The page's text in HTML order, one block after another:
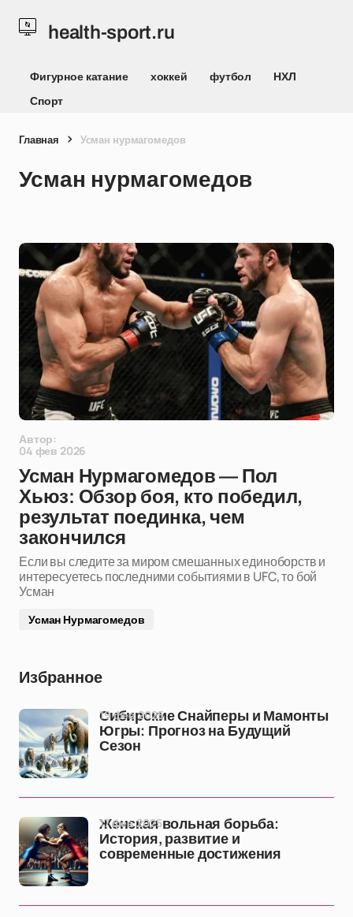
health-sport.ru
Фигурное катание хоккей футбол
НХЛ
Спорт
Главная Усман нурмагомедов
Усман нурмагомедов
Автор:
04 фев 2026
Усман Нурмагомедов — Пол
Хьюз: Обзор боя, кто победил,
результат поединка, чем
закончился
Если вы следите за миром смешанных единоборств и
интересуетесь последними событиями в UFC, то бой
Усман
Усман Нурмагомедов
Избранное
Сибирские Снайперы и Мамонты
Югры: Прогноз на Будущий
Сезон
19 фев 2025
Женская вольная борьба:
История, развитие и
современные достижения
17 фев 2025